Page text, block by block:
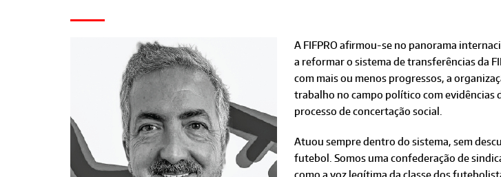
A FIFPRO afirmou-se no panorama
a reformar o sistema de transferências da
com mais ou menos progressos, a
trabalho no campo político com
processo de concertação social.
Atuou sempre dentro do sistema, sem
futebol. Somos uma confederação de